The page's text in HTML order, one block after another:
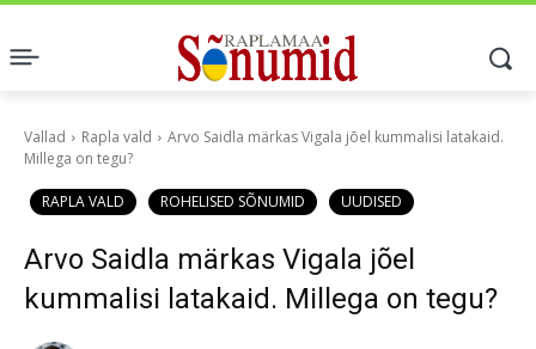
Vallad Rapla vald
Arvo Saidla märkas Vigala jõel kummalisi latakaid.
Millega on tegu?
RAPLA VALD ROHELISED SÕNUMID UUDISED
Arvo Saidla märkas Vigala jõel
kummalisi latakaid. Millega on tegu?